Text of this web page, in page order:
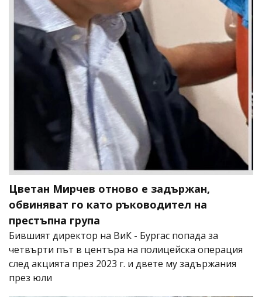
Цветан Мирчев отново е задържан,
обвиняват го като ръководител на
престъпна група
Бившият директор на ВиК - Бургас попада за
четвърти път в центъра на полицейска операция
след акцията през 2023 г. и двете му задържания
през юли